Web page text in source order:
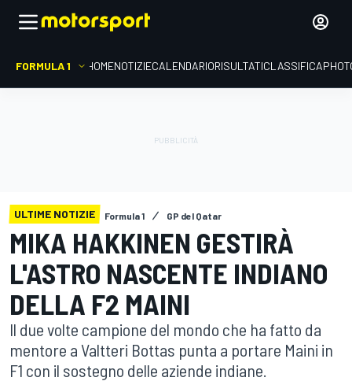
FORMULA 1 HOMENOTIZIECALENDARIORISULTATICLASSIFICA
ULTIME NOTIZIE Formula 1 GP del Qatar
MIKA HAKKINEN GESTIRÀ
L'ASTRO NASCENTE INDIANO
DELLA F2 MAINI
Il due volte campione del mondo che ha fatto da
mentore a Valtteri Bottas punta a portare Maini in
F1 con il sostegno delle aziende indiane.